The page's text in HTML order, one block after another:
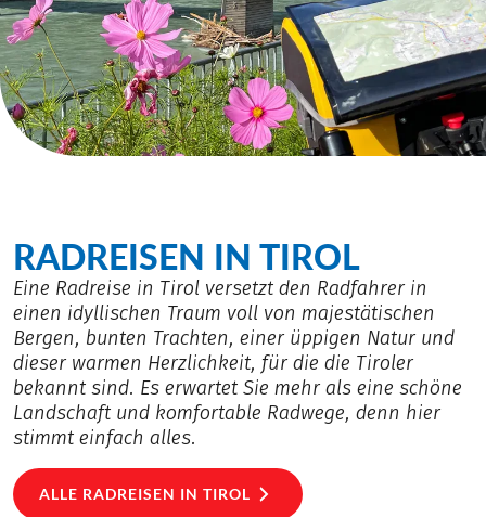
RADREISEN IN TIROL
Eine Radreise in Tirol versetzt den Radfahrer in
einen idyllischen Traum voll von majestätischen
Bergen, bunten Trachten, einer üppigen Natur und
dieser warmen Herzlichkeit, für die die Tiroler
bekannt sind. Es erwartet Sie mehr als eine schöne
Landschaft und komfortable Radwege, denn hier
stimmt einfach alles.
ALLE RADREISEN IN TIROL